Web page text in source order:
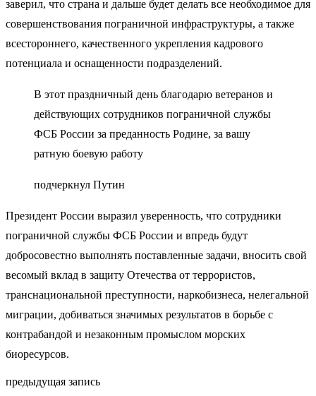
заверил, что страна и дальше будет делать все необходимое для
совершенствования пограничной инфраструктуры, а также
всестороннего, качественного укрепления кадрового
потенциала и оснащенности подразделений.
В этот праздничный день благодарю ветеранов и
действующих сотрудников пограничной службы
ФСБ России за преданность Родине, за вашу
ратную боевую работу
подчеркнул Путин
Президент России выразил уверенность, что сотрудники
пограничной службы ФСБ России и впредь будут
добросовестно выполнять поставленные задачи, вносить свой
весомый вклад в защиту Отечества от террористов,
транснациональной преступности, наркобизнеса, нелегальной
миграции, добиваться значимых результатов в борьбе с
контрабандой и незаконным промыслом морских
биоресурсов.
предыдущая запись